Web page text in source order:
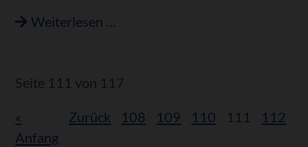
Weiterlesen …
Rheinsheim
voran
Seite 111 von 117
«
Anfang
Zurück 108 109 110 111 112